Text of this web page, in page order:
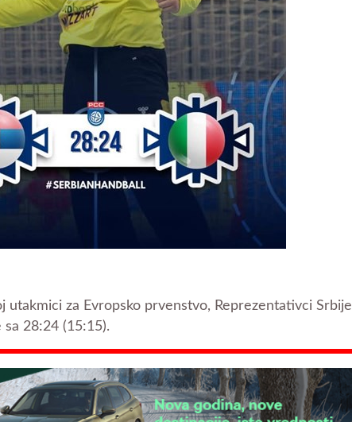
utakmici za Evropsko prvenstvo, Reprezentativci Srbije
sa 28:24 (15:15).